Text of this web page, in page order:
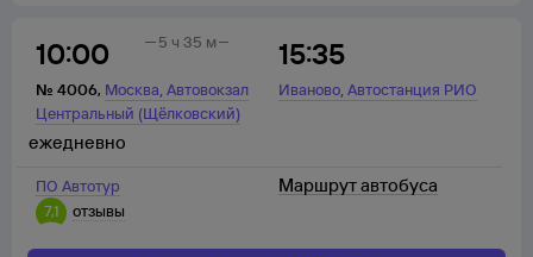
10:00
№ 4006, Москва,Автовокзал
Центральный (Щёлковский)
15:35
Иваново,Автостанция РИО
5 ч 35 м
ПО Автотур
7,1
отзывы
ежедневно
Маршрут автобуса